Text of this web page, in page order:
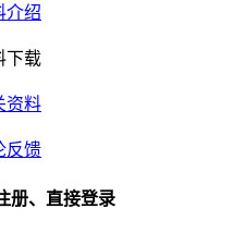
介绍
下载
资料
反馈
册、直接登录